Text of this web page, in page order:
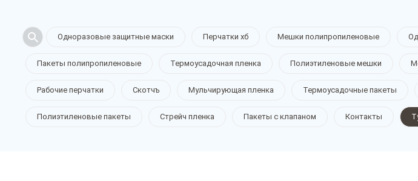
Одноразовые защитные маски Перчатки хб Мешки полипропиленовые
Пакеты полипропиленовые Термоусадочная пленка Полиэтиленовые мешки
Рабочие перчатки Скотчъ Мульчирующая пленка Термоусадочные пакеты
Полиэтиленовые пакеты Стрейч пленка Пакеты с клапаном Контакты